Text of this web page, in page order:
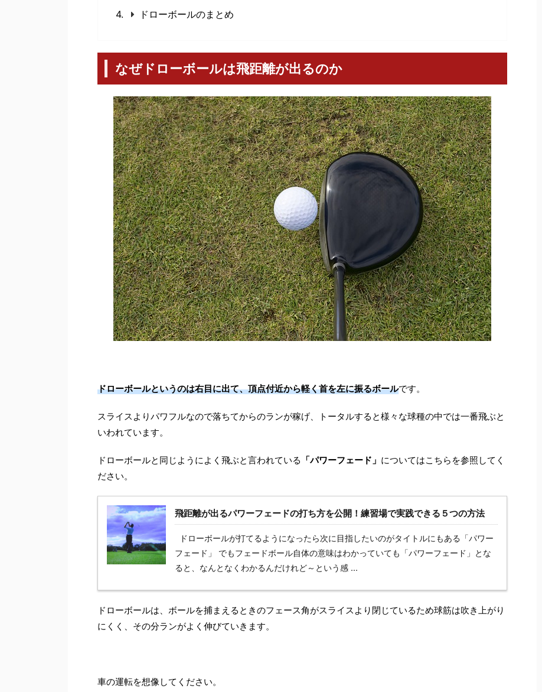
ドローボールのまとめ
なぜドローボールは飛距離が出るのか
ドローボールというのは右目に出て、頂点付近から軽く首を左に振るボールです。
スライスよりパワフルなので落ちてからのランが稼げ、トータルすると様々な球種の中では一番飛ぶと
いわれています。
ドローボールと同じようによく飛ぶと言われている 「パワーフェード」 についてはこちらを参照してく
ださい。
飛距離が出るパワーフェードの打ち方を公開！練習場で実践できる５つの方法
ドローボールが打てるようになったら次に目指したいのがタイトルにもある「パワー
フェード」 でもフェードボール自体の意味はわかっていても「パワーフェード」とな
ると、なんとなくわかるんだけれど～という感 ...
ドローボールは、ボールを捕まえるときのフェース角がスライスより閉じているため球筋は吹き上がり
にくく、その分ランがよく伸びていきます。
車の運転を想像してください。